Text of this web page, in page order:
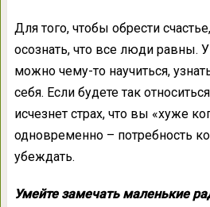
Для того, чтобы обрести
осознать, что все люди равны.
можно чему-то научиться,
себя. Если будете так
исчезнет страх, что вы «хуже
одновременно – потребность
убеждать.
Умейте замечать маленькие